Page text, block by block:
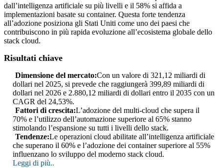
dall’intelligenza artificiale su più livelli e il 58% si affida a
implementazioni basate su container. Questa forte tendenza
all’adozione posiziona gli Stati Uniti come uno dei paesi che
contribuiscono in più rapida evoluzione all’ecosistema globale dello
stack cloud.
Risultati chiave
Dimensione del mercato:Con un valore di 321,12 miliardi di
dollari nel 2025, si prevede che raggiungerà 399,89 miliardi di
dollari nel 2026 e 2.880,12 miliardi di dollari entro il 2035 con un
CAGR del 24,53%.
Fattori di crescita:L’adozione del multi-cloud che supera il
70% e l’utilizzo dell’automazione superiore al 65% stanno
stimolando l’espansione su tutti i livelli dello stack.
Tendenze:Le operazioni cloud abilitate all’intelligenza artificiale
che superano il 60% e l’adozione dei container superiore al 55%
influenzano lo sviluppo del moderno stack cloud.
Leggi di più..